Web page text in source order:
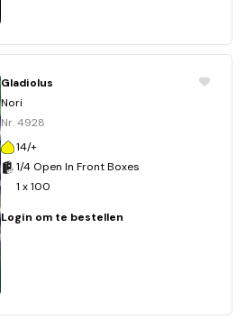
Gladiolus
Nori
Nr. 4928
14/+
1/4 Open In Front Boxes
1 x 100
Login om te bestellen